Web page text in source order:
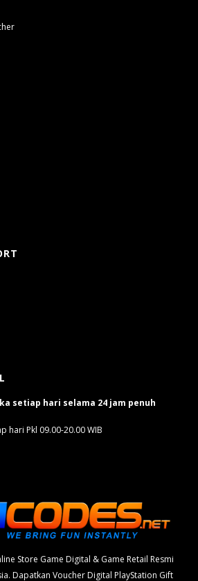
setiap hari selama 24 jam penuh
hari Pkl 09.00-20.00 WIB
Store Game Digital & Game Retail Resmi
Dapatkan Voucher Digital PlayStation Gift